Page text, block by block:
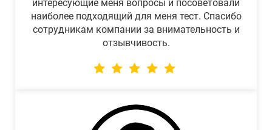
интересующие меня вопросы и посоветовали
наиболее подходящий для меня тест. Спасибо
сотрудникам компании за внимательность и
отзывчивость.